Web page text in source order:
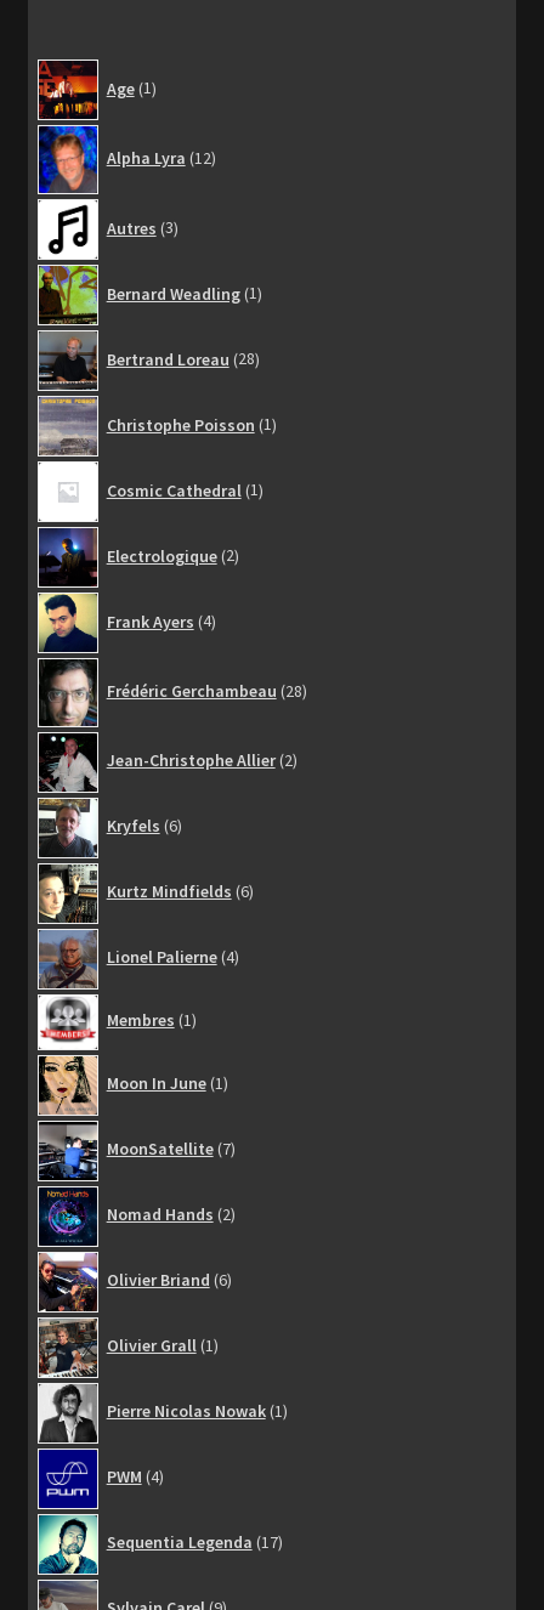
Age 1produit
Alpha Lyra 12produits
Autres 3produits
Bernard Weadling 1produit
Bertrand Loreau 28produits
Christophe Poisson 1produit
Cosmic Cathedral 1produit
Electrologique 2produits
Frank Ayers 4produits
Frédéric Gerchambeau 28produits
Jean-Christophe Allier 2produits
Kryfels 6produits
Kurtz Mindfields 6produits
Lionel Palierne 4produits
Membres 1
produit
Moon In June 1produit
MoonSatellite 7produits
Nomad Hands 2produits
Olivier Briand 6produits
Olivier Grall 1produit
Pierre Nicolas Nowak 1produit
PWM 4produits
Sequentia Legenda 17produits